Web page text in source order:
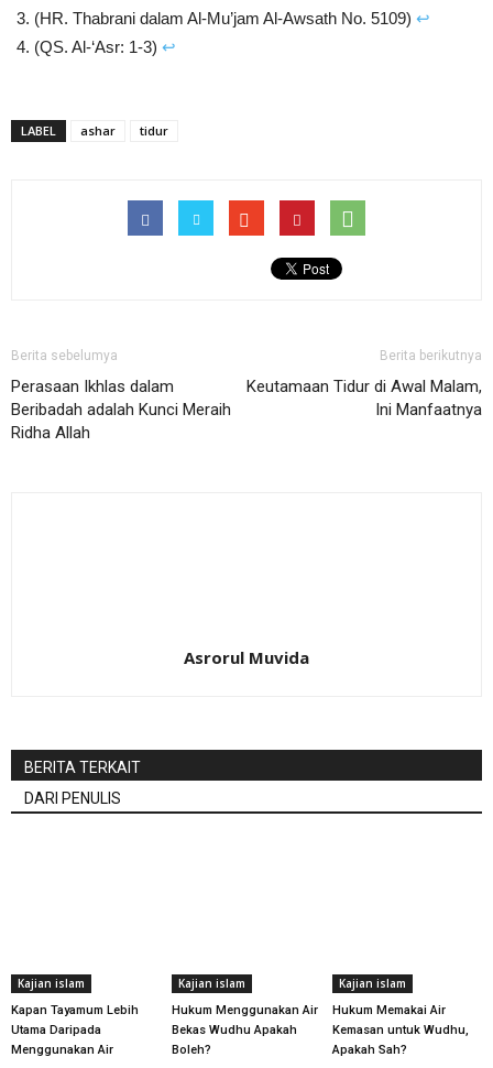
(HR. Thabrani dalam Al-Mu’jam Al-Awsath No. 5109) ↩︎
(QS. Al-‘Asr: 1-3) ↩︎
LABEL ashar tidur
Berita sebelumya
Perasaan Ikhlas dalam
Beribadah adalah Kunci Meraih
Ridha Allah
Berita berikutnya
Keutamaan Tidur di Awal Malam,
Ini Manfaatnya
Asrorul Muvida
BERITA TERKAIT
DARI PENULIS
Kajian islam
Kapan Tayamum Lebih
Utama Daripada
Menggunakan Air
Kajian islam
Hukum Menggunakan Air
Bekas Wudhu Apakah
Boleh?
Kajian islam
Hukum Memakai Air
Kemasan untuk Wudhu,
Apakah Sah?